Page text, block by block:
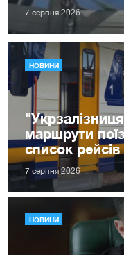
7 серпня 2026
НОВИНИ
маршрути
список
7 серпня 2026
НОВИНИ